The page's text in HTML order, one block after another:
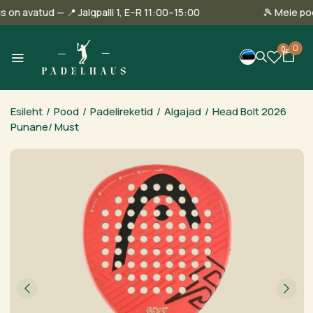
on avatud — 📍 Jalgpalli 1, E–R 11:00–15:00 🎾
0 0
Esileht / Pood / Padelireketid / Algajad / Head Bolt 2026
Punane/ Must